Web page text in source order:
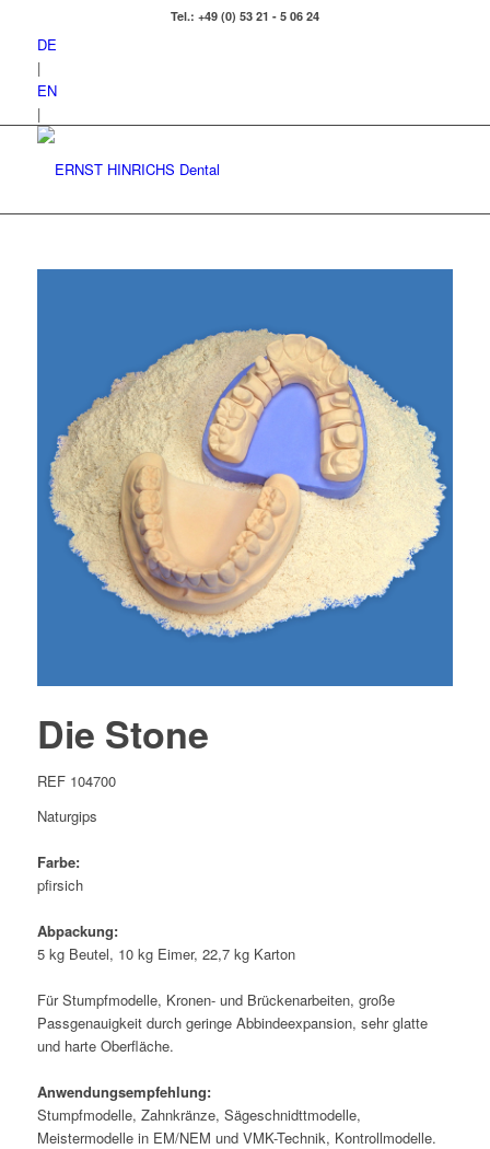
Tel.: +49 (0) 53 21 - 5 06 24
DE
|
EN
|
Die Stone
REF 104700
Naturgips
Farbe:
pfirsich
Abpackung:
5 kg Beutel, 10 kg Eimer, 22,7 kg Karton
Für Stumpfmodelle, Kronen- und Brückenarbeiten, große
Passgenauigkeit durch geringe Abbindeexpansion, sehr glatte
und harte Oberfläche.
Anwendungsempfehlung:
Stumpfmodelle, Zahnkränze, Sägeschnidttmodelle,
Meistermodelle in EM/NEM und VMK-Technik, Kontrollmodelle.